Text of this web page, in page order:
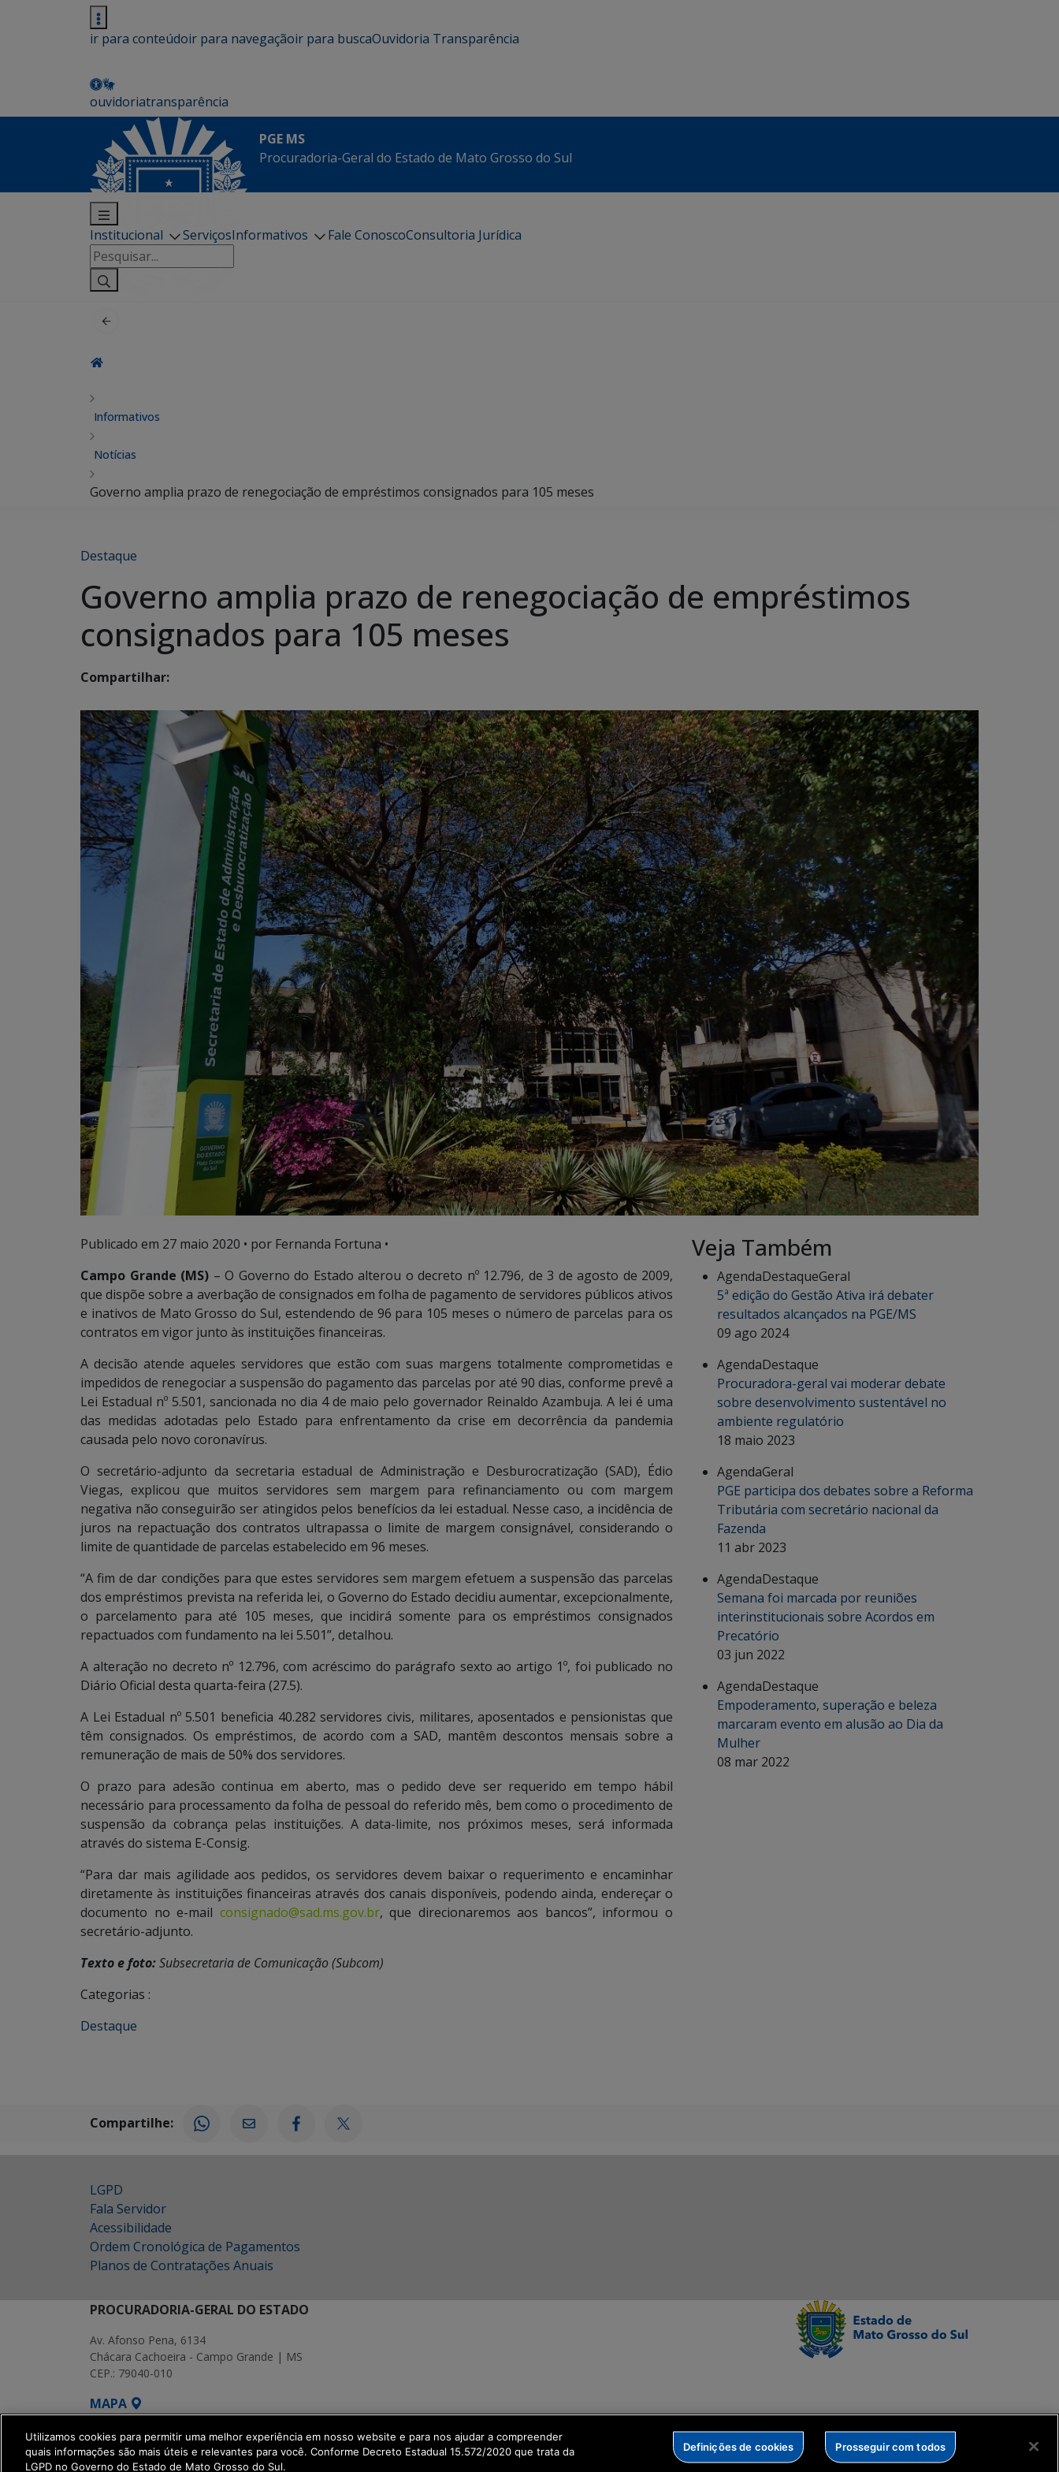
ir para conteúdoir para navegaçãoir para buscaOuvidoria Transparência
ouvidoriatransparência
PGE MS
Procuradoria-Geral do Estado de Mato Grosso do Sul
Institucional ServiçosInformativos Fale ConoscoConsultoria Jurídica
Pesquisar
por:
Informativos
Notícias
Governo amplia prazo de renegociação de empréstimos consignados para 105 meses
Destaque
Governo amplia prazo de renegociação de empréstimos
consignados para 105 meses
Compartilhar:
Publicado em 27 maio 2020 • por Fernanda Fortuna •
Campo Grande (MS) – O Governo do Estado alterou o decreto nº 12.796, de 3 de agosto de 2009,
que dispõe sobre a averbação de consignados em folha de pagamento de servidores públicos ativos
e inativos de Mato Grosso do Sul, estendendo de 96 para 105 meses o número de parcelas para os
contratos em vigor junto às instituições financeiras.
A decisão atende aqueles servidores que estão com suas margens totalmente comprometidas e
impedidos de renegociar a suspensão do pagamento das parcelas por até 90 dias, conforme prevê a
Lei Estadual nº 5.501, sancionada no dia 4 de maio pelo governador Reinaldo Azambuja. A lei é uma
das medidas adotadas pelo Estado para enfrentamento da crise em decorrência da pandemia
causada pelo novo coronavírus.
O secretário-adjunto da secretaria estadual de Administração e Desburocratização (SAD), Édio
Viegas, explicou que muitos servidores sem margem para refinanciamento ou com margem
negativa não conseguirão ser atingidos pelos benefícios da lei estadual. Nesse caso, a incidência de
juros na repactuação dos contratos ultrapassa o limite de margem consignável, considerando o
limite de quantidade de parcelas estabelecido em 96 meses.
“A fim de dar condições para que estes servidores sem margem efetuem a suspensão das parcelas
dos empréstimos prevista na referida lei, o Governo do Estado decidiu aumentar, excepcionalmente,
o parcelamento para até 105 meses, que incidirá somente para os empréstimos consignados
repactuados com fundamento na lei 5.501”, detalhou.
A alteração no decreto nº 12.796, com acréscimo do parágrafo sexto ao artigo 1º, foi publicado no
Diário Oficial desta quarta-feira (27.5).
A Lei Estadual nº 5.501 beneficia 40.282 servidores civis, militares, aposentados e pensionistas que
têm consignados. Os empréstimos, de acordo com a SAD, mantêm descontos mensais sobre a
remuneração de mais de 50% dos servidores.
O prazo para adesão continua em aberto, mas o pedido deve ser requerido em tempo hábil
necessário para processamento da folha de pessoal do referido mês, bem como o procedimento de
suspensão da cobrança pelas instituições. A data-limite, nos próximos meses, será informada
através do sistema E-Consig.
“Para dar mais agilidade aos pedidos, os servidores devem baixar o requerimento e encaminhar
diretamente às instituições financeiras através dos canais disponíveis, podendo ainda, endereçar o
documento no e-mail consignado@sad.ms.gov.br, que direcionaremos aos bancos”, informou o
secretário-adjunto.
Texto e foto:Subsecretaria de Comunicação (Subcom)
Categorias :
Destaque
Veja Também
AgendaDestaqueGeral
5ª edição do Gestão Ativa irá debater
resultados alcançados na PGE/MS
09 ago 2024
AgendaDestaque
Procuradora-geral vai moderar debate
sobre desenvolvimento sustentável no
ambiente regulatório
18 maio 2023
AgendaGeral
PGE participa dos debates sobre a Reforma
Tributária com secretário nacional da
Fazenda
11 abr 2023
AgendaDestaque
Semana foi marcada por reuniões
interinstitucionais sobre Acordos em
Precatório
03 jun 2022
AgendaDestaque
Empoderamento, superação e beleza
marcaram evento em alusão ao Dia da
Mulher
08 mar 2022
Compartilhe:
LGPD
Fala Servidor
Acessibilidade
Ordem Cronológica de Pagamentos
Planos de Contratações Anuais
PROCURADORIA-GERAL DO ESTADO
Av. Afonso Pena, 6134
Chácara Cachoeira - Campo Grande | MS
CEP.: 79040-010
MAPA
SETDIG | Secretaria-Executiva de Transformação Digital
Utilizamos cookies para permitir uma melhor experiência em nosso website e para nos ajudar a compreender
quais informações são mais úteis e relevantes para você. Conforme Decreto Estadual 15.572/2020 que trata da
LGPD no Governo do Estado de Mato Grosso do Sul.
Definições de cookies Prosseguir com todos